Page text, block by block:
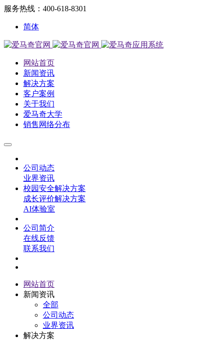
服务热线：400-618-8301
简体
网站首页
新闻资讯
解决方案
客户案例
关于我们
爱马奇大学
销售网络分布
公司动态
业界资讯
校园安全解决方案
成长评价解决方案
AI体验室
公司简介
在线反馈
联系我们
网站首页
新闻资讯
全部
公司动态
业界资讯
解决方案